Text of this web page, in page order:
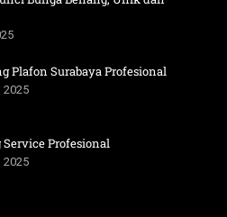
Plafon Surabaya Profesional
2025
Service Profesional
2025